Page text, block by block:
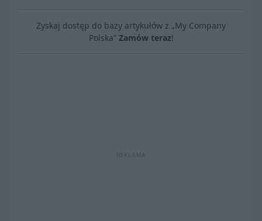
Zyskaj dostęp do bazy artykułów z „My Company
Polska” Zamów teraz!
REKLAMA